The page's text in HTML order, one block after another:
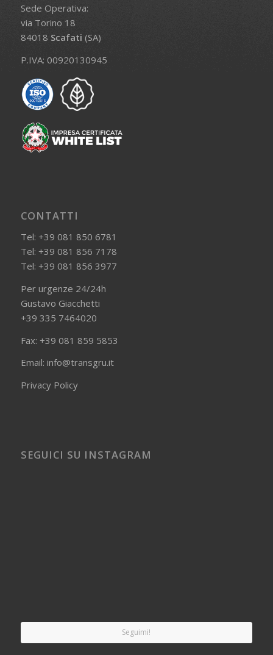
Sede Operativa:
via Torino 18
84018 Scafati (SA)
P.IVA: 00920130945
CONTATTI
Tel: +39 081 850 6781
Tel: +39 081 856 7178
Tel: +39 081 856 3977
Per urgenze 24/24h
Gustavo Giacchetti
+39 335 7464020
Fax: +39 081 859 5853
Email: info@transgru.it
Privacy Policy
SEGUICI SU INSTAGRAM
Seguimi!